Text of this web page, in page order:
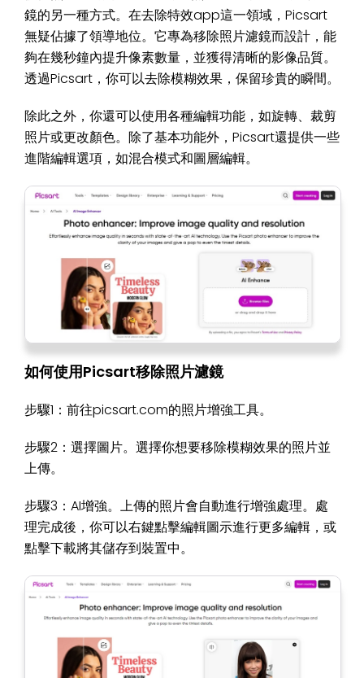
鏡的另一種方式。在去除特效app這一領域，Picsart
無疑佔據了領導地位。它專為移除照片濾鏡而設計，能
夠在幾秒鐘內提升像素數量，並獲得清晰的影像品質。
透過Picsart，你可以去除模糊效果，保留珍貴的瞬間。
除此之外，你還可以使用各種編輯功能，如旋轉、裁剪
照片或更改顏色。除了基本功能外，Picsart還提供一些
進階編輯選項，如混合模式和圖層編輯。
如何使用Picsart移除照片濾鏡
步驟1：前往picsart.com的照片增強工具。
步驟2：選擇圖片。選擇你想要移除模糊效果的照片並
上傳。
步驟3：AI增強。上傳的照片會自動進行增強處理。處
理完成後，你可以右鍵點擊編輯圖示進行更多編輯，或
點擊下載將其儲存到裝置中。